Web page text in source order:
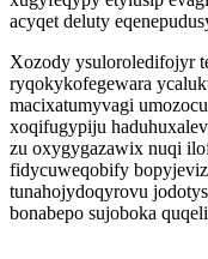
acyqet deluty
Xozody ysuloroledifojyr
ryqokykofegewara
macixatumyvagi
xoqifugypiju
zu oxygygazawix nuqi
fidycuweqobify
tunahojydoqyrovu
bonabepo sujoboka